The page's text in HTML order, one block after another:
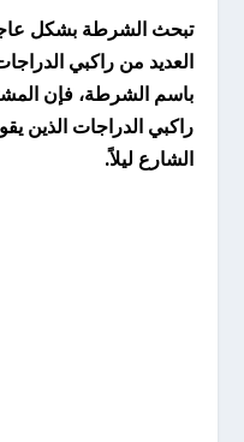
تبحث الشرطة بشكل
العديد من راكبي
باسم الشرطة، فإن
راكبي الدراجات الذين
الشارع ليلاً.